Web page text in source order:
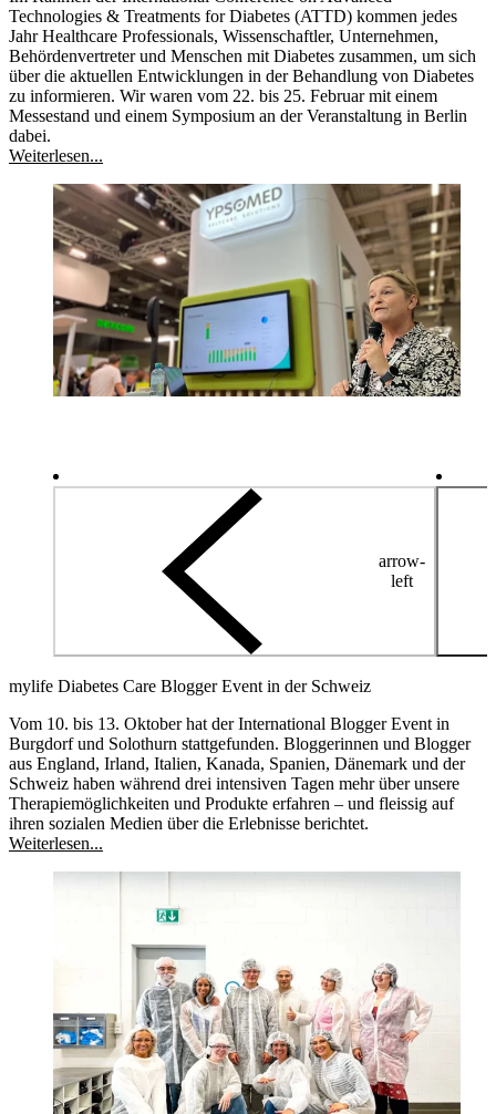
Technologies & Treatments for Diabetes (ATTD) kommen jedes
Jahr Healthcare Professionals, Wissenschaftler, Unternehmen,
Behördenvertreter und Menschen mit Diabetes zusammen, um sich
über die aktuellen Entwicklungen in der Behandlung von Diabetes
zu informieren. Wir waren vom 22. bis 25. Februar mit einem
Messestand und einem Symposium an der Veranstaltung in Berlin
dabei.
Weiterlesen...
arrow-
left
mylife Diabetes Care Blogger Event in der Schweiz
Vom 10. bis 13. Oktober hat der International Blogger Event in
Burgdorf und Solothurn stattgefunden. Bloggerinnen und Blogger
aus England, Irland, Italien, Kanada, Spanien, Dänemark und der
Schweiz haben während drei intensiven Tagen mehr über unsere
Therapiemöglichkeiten und Produkte erfahren – und fleissig auf
ihren sozialen Medien über die Erlebnisse berichtet.
Weiterlesen...